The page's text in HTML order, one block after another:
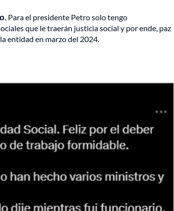
Para el presidente Petro solo tengo
que le traerán justicia social y por ende, paz
entidad en marzo del 2024.